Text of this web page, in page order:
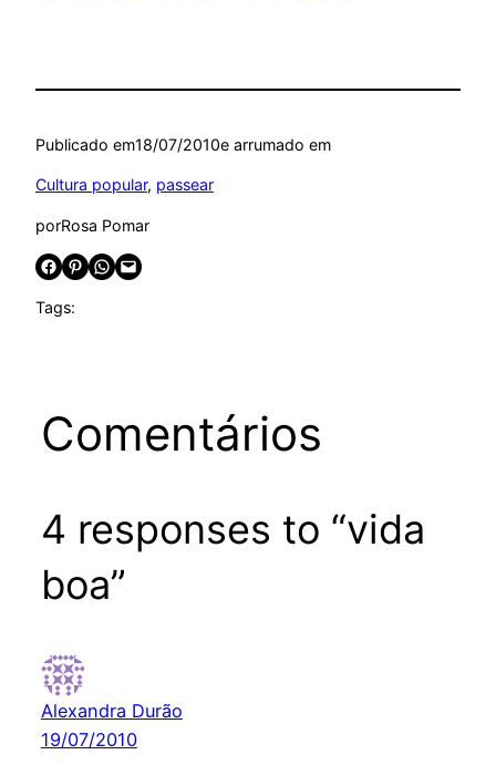
Publicado em18/07/2010e arrumado em
Cultura popular, passear
porRosa Pomar
Share on Facebook Share on Pinterest Share on WhatsApp Email this Page
Tags:
Comentários
4 responses to “vida
boa”
Alexandra Durão
19/07/2010